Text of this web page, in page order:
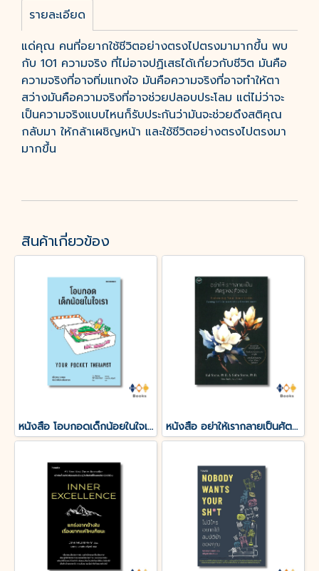
รายละเอียด
แด่คุณ คนที่อยากใช้ชีวิตอย่างตรงไปตรงมามากขึ้น พบ
กับ 101 ความจริง ที่ไม่อาจปฏิเสธได้เกี่ยวกับชีวิต มันคือ
ความจริงที่อาจทิ่มแทงใจ มันคือความจริงที่อาจทำให้ตา
สว่างมันคือความจริงที่อาจช่วยปลอบประโลม แต่ไม่ว่าจะ
เป็นความจริงแบบไหนก็รับประกันว่ามันจะช่วยดึงสติคุณ
กลับมา ให้กล้าเผชิญหน้า และใช้ชีวิตอย่างตรงไปตรงมา
มากขึ้น
สินค้าเกี่ยวข้อง
หนังสือ โอบกอดเด็กน้อยในใจเรา (YOUR POCKET THERAPIST) หนังสือ อย่าให้เรากลายเป็นศัตรูของตัวเอง